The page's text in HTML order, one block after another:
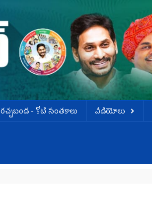
ర‌చ్చ‌బండ‌ - కోటి సంత‌కాలు వీడియోలు